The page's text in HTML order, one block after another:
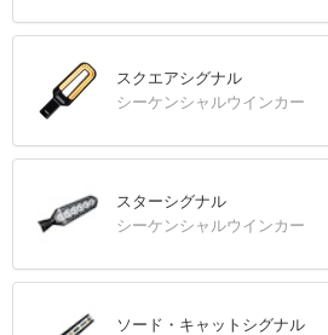
スクエアシグナル
シーケンシャルウインカー
スターシグナル
シーケンシャルウインカー
ソード・キャットシグナル